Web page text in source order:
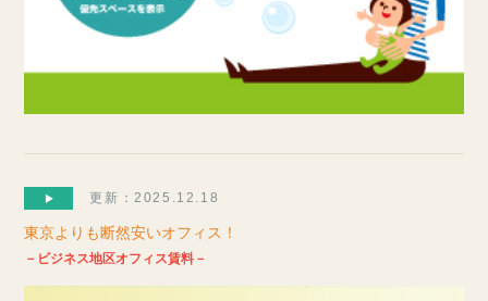
更新：2025.12.18
東京よりも断然安いオフィス！
－ビジネス地区オフィス賃料－